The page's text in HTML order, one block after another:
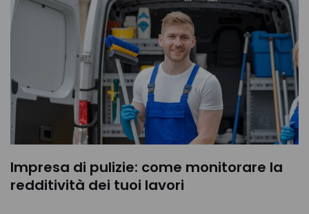
Impresa di pulizie: come monitorare la
redditività dei tuoi lavori